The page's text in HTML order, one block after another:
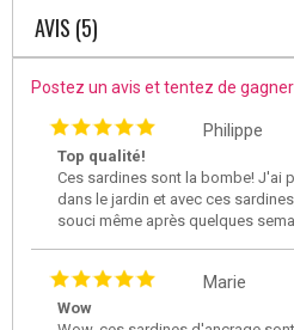
AVIS (5)
Postez un avis et tentez de
Philippe
Top qualité!
Ces sardines sont la bombe! J'ai
dans le jardin et avec ces
souci même après quelques
Marie
Wow